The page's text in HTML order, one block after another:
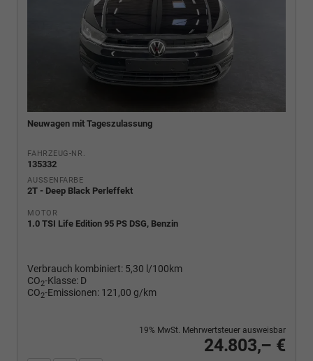
Neuwagen mit Tageszulassung
FAHRZEUG-NR.
135332
AUSSENFARBE
2T - Deep Black Perleffekt
MOTOR
1.0 TSI Life Edition 95 PS DSG, Benzin
Verbrauch kombiniert: 5,30 l/100km
CO2-Klasse: D
CO2-Emissionen: 121,00 g/km
24.803,– €
19% MwSt. Mehrwertsteuer ausweisbar